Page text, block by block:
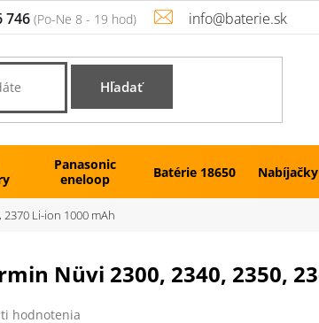
746 info@baterie.sk
Hľadať
Panasonic
eneloop
Batérie 18650 Nabíjačky
2370 Li-ion 1000 mAh
Nüvi 2300, 2340, 2350,
hodnotenia